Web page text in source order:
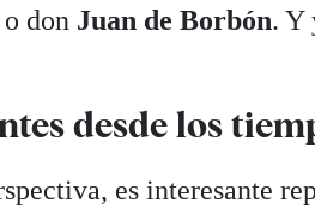
o don Juan de Borbón. Y
desde los
es interesante